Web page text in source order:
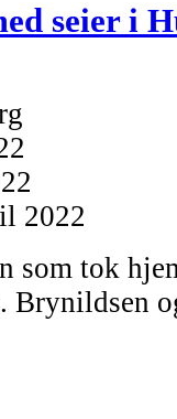
seier i
2022
som tok
Brynildsen